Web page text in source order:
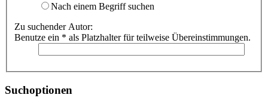
Nach einem Begriff suchen
Zu suchender Autor:
Benutze ein * als Platzhalter für teilweise Übereinstimmungen.
Suchoptionen